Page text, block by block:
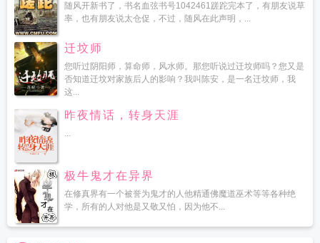
随风开新书了，书名血弦书号1042461蹉跎完本了，有朋友说草
率，也有朋友说太仓促，不过，随风在此声明，...
迁坟师
您听过阴阳师，算命师，风水师。那您听说过迁坟师吗？您又是
否知道迁坟对家族后人的影响？我叫陈安，是一名迁坟师，我
这...
昨夜情话，转身天涯
...
极牛鬼才在异界
在修真界有一个被誉为鬼才的人他精通佛魔道巫术等等各种绝
学，所有的人对他是又敬又怕，因为他不...